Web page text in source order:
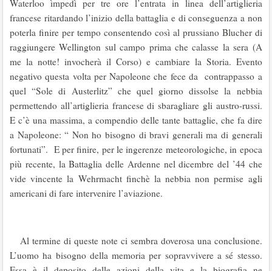
Waterloo ìmpedì per tre ore l’entrata in linea dell’artiglieria
francese ritardando l’inizio della battaglia e di conseguenza a non
poterla finire per tempo consentendo così al prussiano Blucher di
raggiungere Wellington sul campo prima che calasse la sera (A
me la notte! invocherà il Corso) e cambiare la Storia. Evento
negativo questa volta per Napoleone che fece da contrappasso a
quel “Sole di Austerlitz” che quel giorno dissolse la nebbia
permettendo all’artiglieria francese di sbaragliare gli austro-russi.
E c’è una massima, a compendio delle tante battaglie, che fa dire
a Napoleone: “ Non ho bisogno di bravi generali ma di generali
fortunati”. E per finire, per le ingerenze meteorologiche, in epoca
più recente, la Battaglia delle Ardenne nel dicembre del ’44 che
vide vincente la Wehrmacht finchè la nebbia non permise agli
americani di fare intervenire l’aviazione.
Al termine di queste note ci sembra doverosa una conclusione.
L’uomo ha bisogno della memoria per sopravvivere a sé stesso.